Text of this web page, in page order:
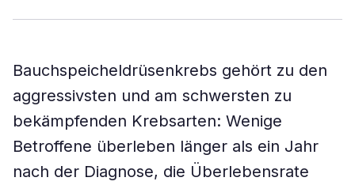
Bauchspeicheldrüsenkrebs gehört zu den
aggressivsten und am schwersten zu
bekämpfenden Krebsarten: Wenige
Betroffene überleben länger als ein Jahr
nach der Diagnose, die Überlebensrate